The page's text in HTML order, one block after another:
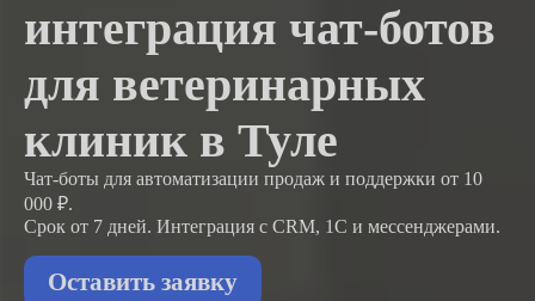
интеграция чат-ботов
для ветеринарных
клиник в Туле
Чат-боты для автоматизации продаж и поддержки от 10
000 ₽.
Срок от 7 дней. Интеграция с CRM, 1С и мессенджерами.
Оставить заявку